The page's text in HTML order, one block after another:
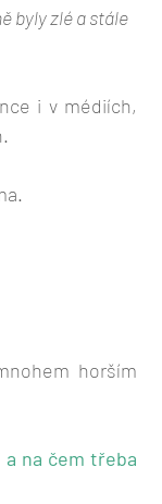
byly zlé a stále
i v médiích,
horším
na čem třeba